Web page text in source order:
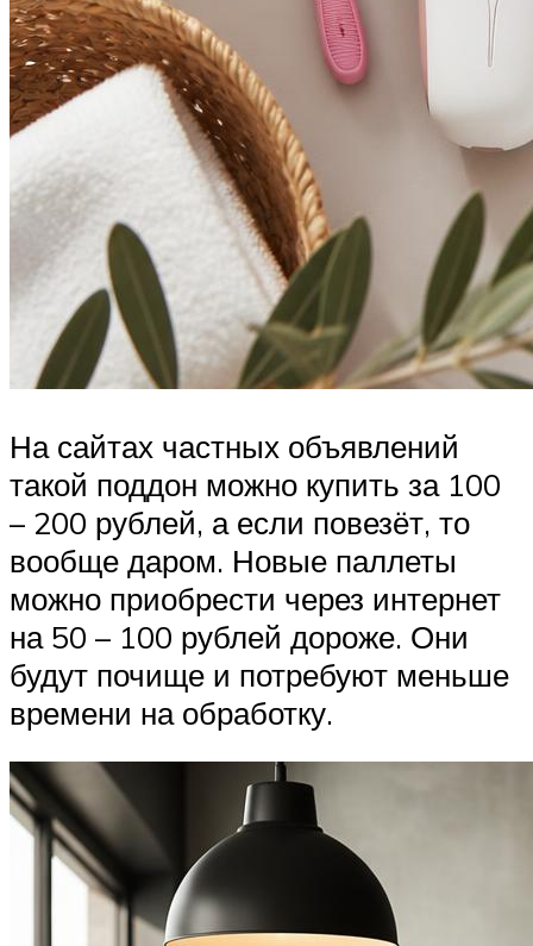
На сайтах частных объявлений
такой поддон можно купить за 100
– 200 рублей, а если повезёт, то
вообще даром. Новые паллеты
можно приобрести через интернет
на 50 – 100 рублей дороже. Они
будут почище и потребуют меньше
времени на обработку.